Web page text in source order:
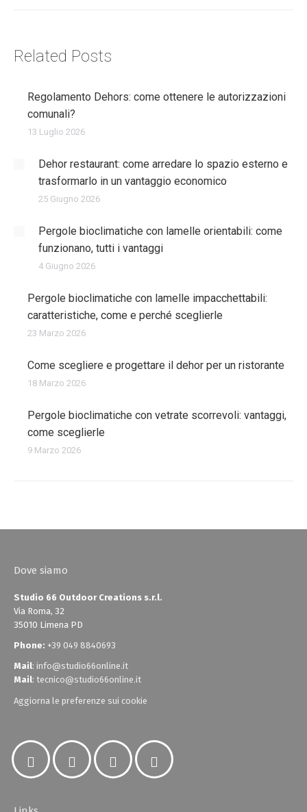
Related Posts
Regolamento Dehors: come ottenere le autorizzazioni
comunali?
13 Luglio 2026
Dehor restaurant: come arredare lo spazio esterno e
trasformarlo in un vantaggio economico
25 Giugno 2026
Pergole bioclimatiche con lamelle orientabili: come
funzionano, tutti i vantaggi
4 Giugno 2026
Pergole bioclimatiche con lamelle impacchettabili:
caratteristiche, come e perché sceglierle
23 Marzo 2026
Come scegliere e progettare il dehor per un ristorante
18 Marzo 2026
Pergole bioclimatiche con vetrate scorrevoli: vantaggi,
come sceglierle
9 Marzo 2026
Dove siamo
Studio 66 Outdoor Creations s.r.l.
Via Roma, 32
35010 Limena PD
Phone: +39 049 8840693
Mail: info@studio66online.it
Mail: tecnico@studio66online.it
Aggiorna le preferenze sui cookie